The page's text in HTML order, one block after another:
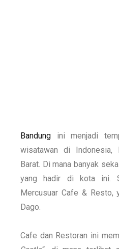
Bandung ini menjadi
wisatawan di Indonesia,
Barat. Di mana banyak
yang hadir di kota ini.
Mercusuar Cafe & Resto,
Dago.
Cafe dan Restoran ini